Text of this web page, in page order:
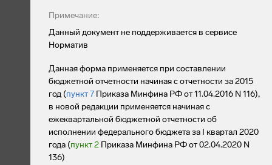
Примечание:
Данный документ не поддерживается в сервисе
Норматив
Данная форма применяется при составлении
бюджетной отчетности начиная с отчетности за 2015
год (пункт 7Приказа Минфина РФ от 11.04.2016 N 116),
в новой редакции применяется начиная с
ежеквартальной бюджетной отчетности об
исполнении федерального бюджета за I квартал 2020
года (пункт 2 Приказа Минфина РФ от 02.04.2020 N
136)